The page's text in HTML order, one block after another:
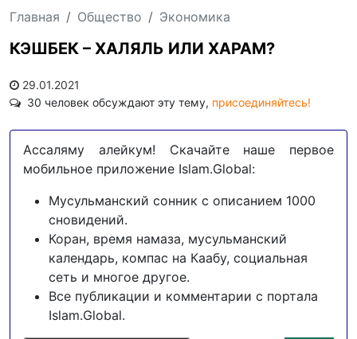
Главная Общество Экономика
КЭШБЕК – ХАЛЯЛЬ ИЛИ ХАРАМ?
29.01.2021
30 человек обсуждают эту тему, присоединяйтесь!
Ассаляму алейкум! Скачайте наше первое
мобильное приложение Islam.Global:
Мусульманский сонник с описанием 1000
сновидений.
Коран, время намаза, мусульманский
календарь, компас на Каабу, социальная
сеть и многое другое.
Все публикации и комментарии с портала
Islam.Global.